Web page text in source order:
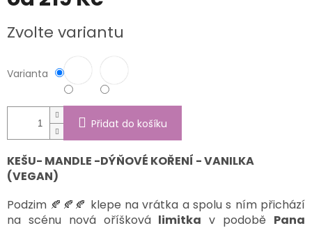
cena:
Zvolte variantu
Varianta
Přidat do košíku
KEŠU- MANDLE -DÝŇOVÉ KOŘENÍ - VANILKA
(VEGAN)
Podzim 🍂🍂🍂 klepe na vrátka a spolu s ním přichází
na scénu nová oříšková limitka v podobě Pana